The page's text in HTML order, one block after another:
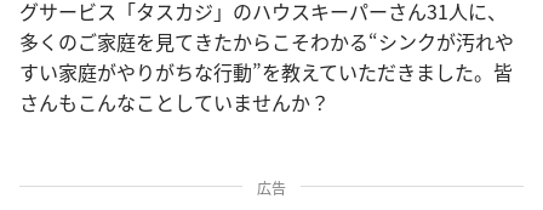
グサービス「タスカジ」のハウスキーパーさん31人に、
多くのご家庭を見てきたからこそわかる“シンクが汚れや
すい家庭がやりがちな行動”を教えていただきました。皆
さんもこんなことしていませんか？
広告